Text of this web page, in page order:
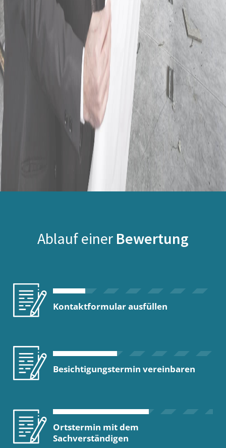
Ablauf einer Bewertung
Kontaktformular ausfüllen
Besichtigungstermin vereinbaren
Ortstermin mit dem
Sachverständigen